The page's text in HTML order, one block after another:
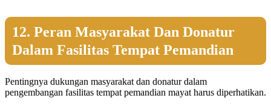
12. Peran Masyarakat Dan Donatur
Dalam Fasilitas Tempat Pemandian
Pentingnya dukungan masyarakat dan donatur dalam
pengembangan fasilitas tempat pemandian mayat harus diperhatikan.